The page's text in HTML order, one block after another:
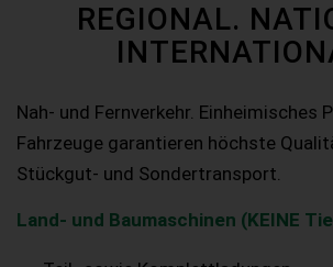
REGIONAL.
Nah- und Fernverkehr. Einheimisches
Fahrzeuge garantieren höchste
Stückgut- und Sondertransport.
Land- und Baumaschinen (KEINE